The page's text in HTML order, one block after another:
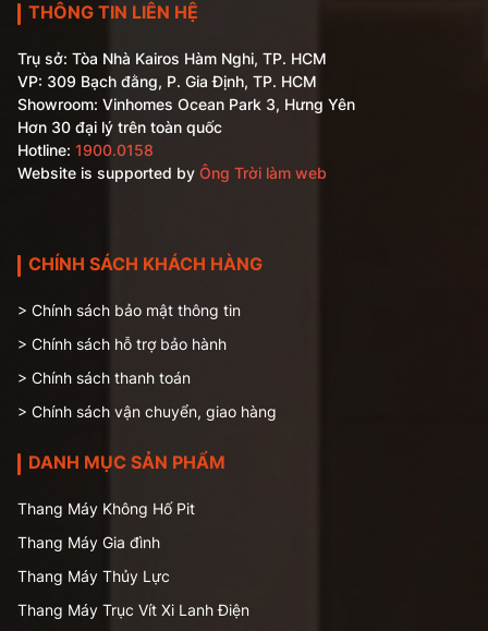
THÔNG TIN LIÊN HỆ
Trụ sở: Tòa Nhà Kairos Hàm Nghi, TP. HCM
VP: 309 Bạch đằng, P. Gia Định, TP. HCM
Showroom: Vinhomes Ocean Park 3, Hưng Yên
Hơn 30 đại lý trên toàn quốc
Hotline: 1900.0158
Website is supported by Ông Trời làm web
CHÍNH SÁCH KHÁCH HÀNG
> Chính sách bảo mật thông tin
> Chính sách hỗ trợ bảo hành
> Chính sách thanh toán
> Chính sách vận chuyển, giao hàng
DANH MỤC SẢN PHẨM
Thang Máy Không Hố Pit
Thang Máy Gia đình
Thang Máy Thủy Lực
Thang Máy Trục Vít Xi Lanh Điện